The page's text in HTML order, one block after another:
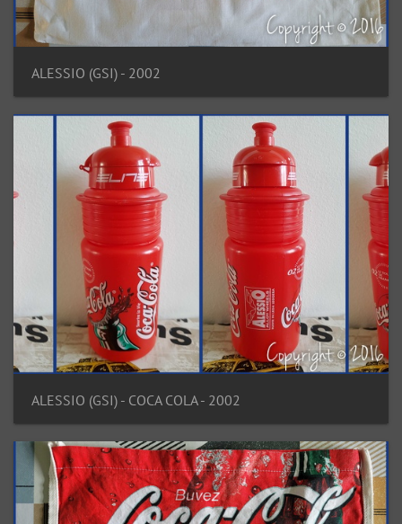
ALESSIO (GSI) - 2002
ALESSIO (GSI) - COCA COLA - 2002